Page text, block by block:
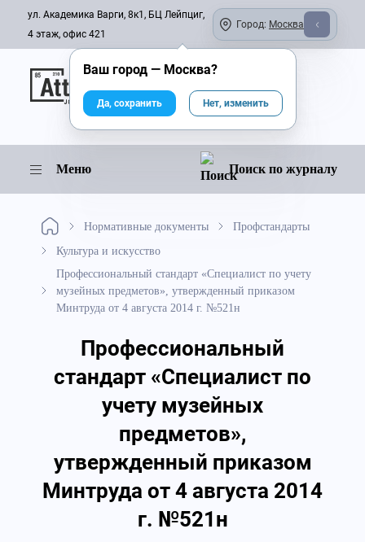
ул. Академика Варги, 8к1, БЦ Лейпциг,
4 этаж, офис 421
Город: Москва
Онлайн-журнал
Меню Поиск по журналу
Нормативные документы
Профстандарты
Культура и искусство
Профессиональный стандарт «Специалист по учету
музейных предметов», утвержденный приказом
Минтруда от 4 августа 2014 г. №521н
Профессиональный
стандарт «Специалист по
учету музейных
предметов»,
утвержденный приказом
Минтруда от 4 августа 2014
г. №521н
Ваш город — Москва?
Да, сохранить Нет, изменить